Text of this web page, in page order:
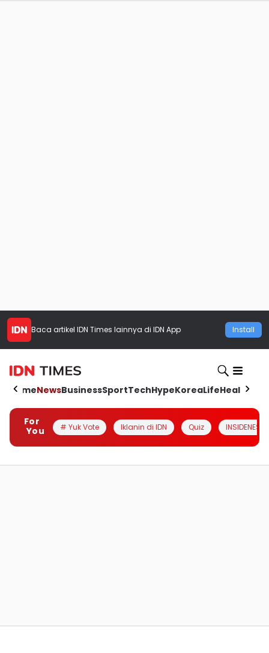
Baca artikel IDN Times lainnya di IDN App Install
HomeNewsBusinessSportTechHypeKoreaLifeHealth
For
You
# Yuk Vote Iklanin di IDN Quiz INSIDENESIA